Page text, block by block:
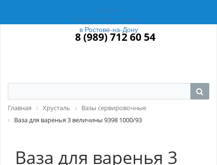
Магазин
Российский Фарфор
в Ростове-на-Дону
8 (989) 712 60 54
Главная Хрусталь
Вазы сервировочные
Ваза для варенья 3 величины 9398 1000/93
Ваза для варенья 3